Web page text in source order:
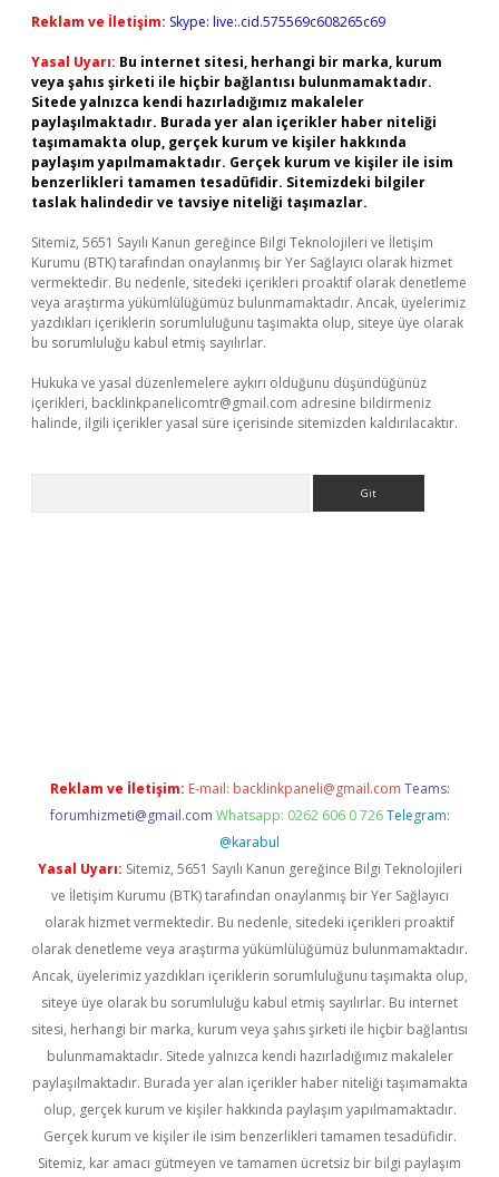
Reklam ve İletişim: Skype: live:.cid.575569c608265c69
Yasal Uyarı: Bu internet sitesi, herhangi bir marka, kurum
veya şahıs şirketi ile hiçbir bağlantısı bulunmamaktadır.
Sitede yalnızca kendi hazırladığımız makaleler
paylaşılmaktadır. Burada yer alan içerikler haber niteliği
taşımamakta olup, gerçek kurum ve kişiler hakkında
paylaşım yapılmamaktadır. Gerçek kurum ve kişiler ile isim
benzerlikleri tamamen tesadüfidir. Sitemizdeki bilgiler
taslak halindedir ve tavsiye niteliği taşımazlar.
Sitemiz, 5651 Sayılı Kanun gereğince Bilgi Teknolojileri ve İletişim
Kurumu (BTK) tarafından onaylanmış bir Yer Sağlayıcı olarak hizmet
vermektedir. Bu nedenle, sitedeki içerikleri proaktif olarak denetleme
veya araştırma yükümlülüğümüz bulunmamaktadır. Ancak, üyelerimiz
yazdıkları içeriklerin sorumluluğunu taşımakta olup, siteye üye olarak
bu sorumluluğu kabul etmiş sayılırlar.
Hukuka ve yasal düzenlemelere aykırı olduğunu düşündüğünüz
içerikleri, backlinkpanelicomtr@gmail.com adresine bildirmeniz
halinde, ilgili içerikler yasal süre içerisinde sitemizden kaldırılacaktır.
Reklam ve İletişim: E-mail: backlinkpaneli@gmail.com Teams:
forumhizmeti@gmail.com Whatsapp: 0262 606 0 726 Telegram:
@karabul
Yasal Uyarı: Sitemiz, 5651 Sayılı Kanun gereğince Bilgi Teknolojileri
ve İletişim Kurumu (BTK) tarafından onaylanmış bir Yer Sağlayıcı
olarak hizmet vermektedir. Bu nedenle, sitedeki içerikleri proaktif
olarak denetleme veya araştırma yükümlülüğümüz bulunmamaktadır.
Ancak, üyelerimiz yazdıkları içeriklerin sorumluluğunu taşımakta olup,
siteye üye olarak bu sorumluluğu kabul etmiş sayılırlar. Bu internet
sitesi, herhangi bir marka, kurum veya şahıs şirketi ile hiçbir bağlantısı
bulunmamaktadır. Sitede yalnızca kendi hazırladığımız makaleler
paylaşılmaktadır. Burada yer alan içerikler haber niteliği taşımamakta
olup, gerçek kurum ve kişiler hakkında paylaşım yapılmamaktadır.
Gerçek kurum ve kişiler ile isim benzerlikleri tamamen tesadüfidir.
Sitemiz, kar amacı gütmeyen ve tamamen ücretsiz bir bilgi paylaşım